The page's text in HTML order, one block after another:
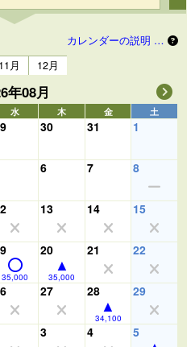
カレンダーの説明 …
11月 12月
年08月
水 木 金 土
30 31 1
6 7 8
13 14 15
35,000
20
35,000
21 22
27 28
34,100
29
3 4 5